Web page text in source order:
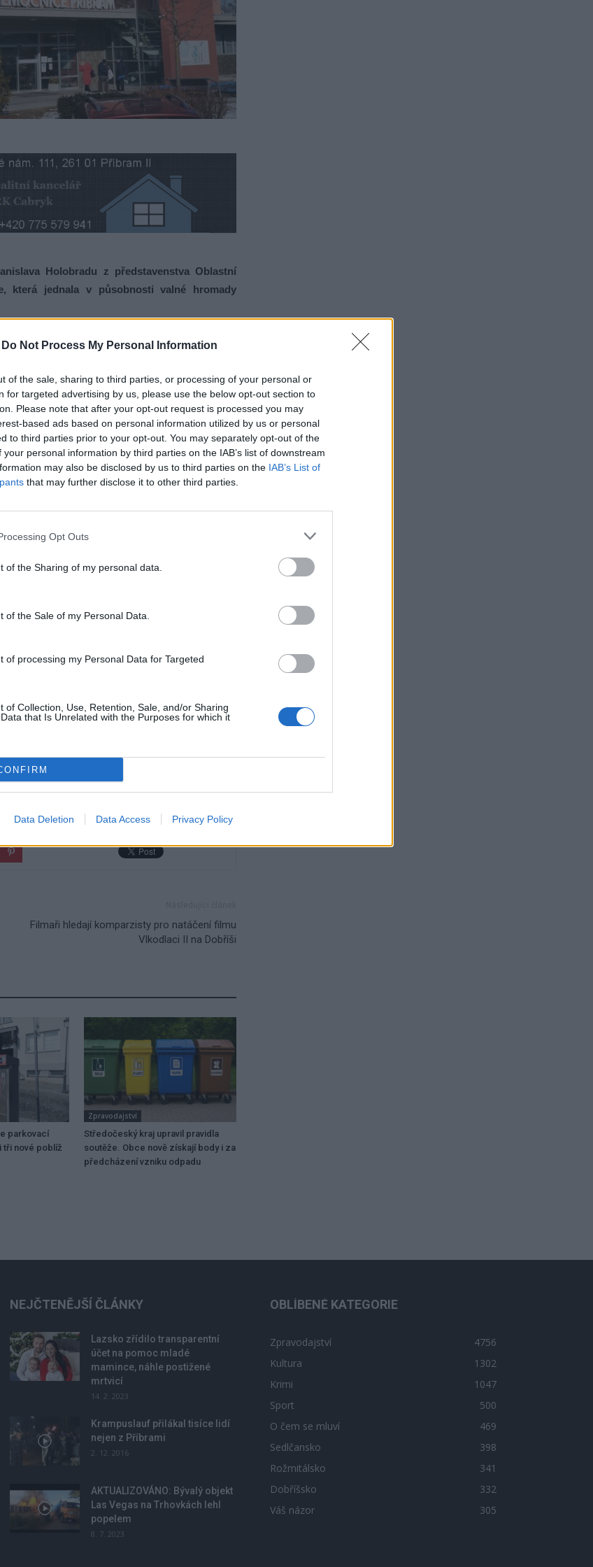
Do Not Process My Personal Information
of the sale, sharing to third parties, or processing of your personal or
for targeted advertising by us, please use the below opt-out section to
Please note that after your opt-out request is processed you may
based ads based on personal information utilized by us or personal
to third parties prior to your opt-out. You may separately opt-out of the
personal information by third parties on the IAB’s list of downstream
may also be disclosed by us to third parties on the IAB’s List of
that may further disclose it to other third parties.
Opt Outs
of the Sharing of my personal data.
of the Sale of my Personal Data.
of processing my Personal Data for Targeted
of Collection, Use, Retention, Sale, and/or Sharing
that Is Unrelated with the Purposes for which it
Data Deletion Data Access Privacy Policy
Holobradu z představenstva Oblastní
která jednala v působnosti valné hromady
Jeho konec ve vedení zařízení přišel poté, co
manipulace veřejných zakázek. Sám už dříve
zločinu (NCOZ) z minulého týdne
žalobce (EPPO) se vyšetřování týká
v celé kauze stíhá šest fyzických osob a tři
které Holobradu odvolalo z funkce
místopředseda Vít Rosenbaum, novým
byl pověřen náměstek pro zdravotní péči
na uvolněné místo v představenstvu. Úspěšný
vedení nemocnice. Konkrétní termín vyhlášení
zařízení plně zachována a provoz
Filmaři hledají komparzisty pro natáčení filmu
Vlkodlaci II na Dobříši
parkovací
tři nové poblíž
Zpravodajství
Středočeský kraj upravil pravidla
soutěže. Obce nově získají body i za
předcházení vzniku odpadu
NEJČTENĚJŠÍ ČLÁNKY
Lazsko zřídilo transparentní
účet na pomoc mladé
mamince, náhle postižené
mrtvicí
14. 2. 2023
Krampuslauf přilákal tisíce lidí
nejen z Příbrami
2. 12. 2016
AKTUALIZOVÁNO: Bývalý objekt
Las Vegas na Trhovkách lehl
popelem
8. 7. 2023
OBLÍBENÉ KATEGORIE
Zpravodajství
4756
Kultura
1302
Krimi
1047
Sport
500
O čem se mluví
469
Sedlčansko
398
Rožmitálsko
341
Dobříšsko
332
Váš názor
305